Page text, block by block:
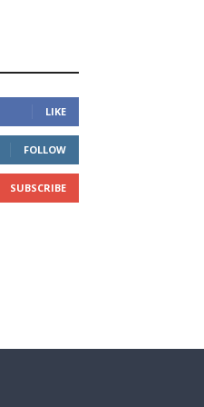
LIKE
FOLLOW
SUBSCRIBE